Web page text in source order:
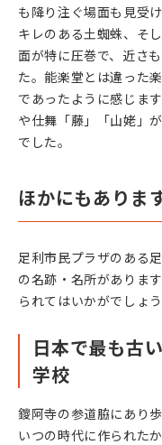
も降り注ぐ場面も見受
キレのある土蜘蛛、そ
面が特に圧巻で、近さ
た。能楽堂とは違った
であったように感じま
や仕舞「藤」「山姥」
でした。
ほかにもありま
足利市民プラザのある
の名跡・名所がありま
られてはいかがでしょう
日本で最も古
学校
鑁阿寺の参道脇にあり
いつの時代に作られた